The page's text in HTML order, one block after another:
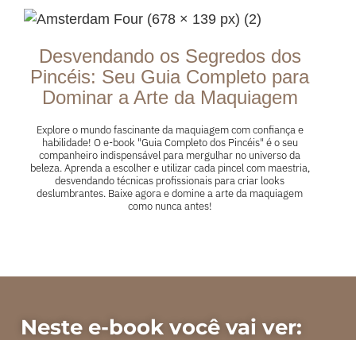
Desvendando os Segredos dos
Pincéis: Seu Guia Completo para
Dominar a Arte da Maquiagem
Explore o mundo fascinante da maquiagem com confiança e
habilidade! O e-book "Guia Completo dos Pincéis" é o seu
companheiro indispensável para mergulhar no universo da
beleza. Aprenda a escolher e utilizar cada pincel com maestria,
desvendando técnicas profissionais para criar looks
deslumbrantes. Baixe agora e domine a arte da maquiagem
como nunca antes!
Neste e-book você vai ver: